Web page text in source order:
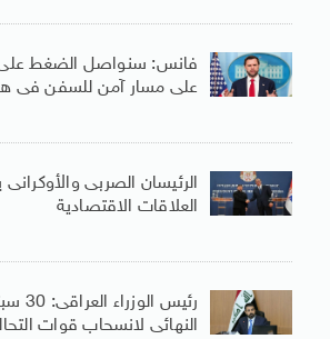
فانس: سنواصل الضغط على
على مسار آمن للسفن فى
الرئيسان الصربى والأوكرانى
العلاقات الاقتصادية
رئيس
النهائى لانسحاب قوات